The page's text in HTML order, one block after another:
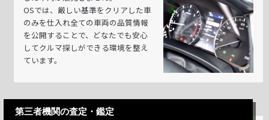
OSでは、厳しい基準をクリアした車
のみを仕入れ全ての車両の品質情報
を公開することで、どなたでも安心
してクルマ探しができる環境を整え
ています。
第三者機関の査定・鑑定